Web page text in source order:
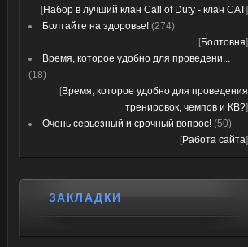
[Набор в лучший клан Call of Duty - клан CAT]
Болтайте на здоровье! (274)
[Болтовня]
Время, которое удобно для проведени...
(18)
[Время, которое удобно для проведения
тренировок, чемпов и КВ?]
Очень серьезный и срочный вопрос! (50)
[Работа сайта]
ЗАКЛАДКИ